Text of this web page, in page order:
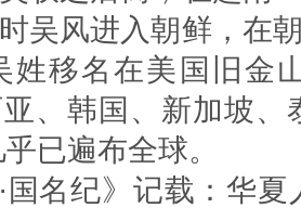
吴风进入朝鲜，在
姓移名在美国旧金
、韩国、新加坡、
几乎已遍布全
名纪》记载：华夏